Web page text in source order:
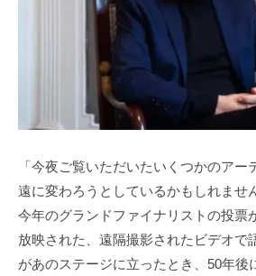
a
「今夜ご覧いただいたいくつかのアー
遠に変わろうとしているかもしれませ
今年のグランドファイナリストの投票
放映された、遠隔撮影されたビデオで
があのステージに立ったとき、50年後